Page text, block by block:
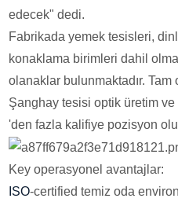
edecek" dedi.
Fabrikada yemek tesisleri,
konaklama birimleri dahil
olanaklar bulunmaktadır.
Şanghay tesisi optik üretim ve
'den fazla kalifiye pozisyon
Key operasyonel avantajlar:
ISO-certified temiz oda